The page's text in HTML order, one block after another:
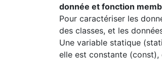
donnée et fonction
Pour caractériser les
des classes, et les
Une variable statique
elle est constante (const),